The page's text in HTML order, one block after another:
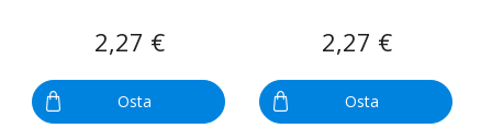
2,27 €
Osta
2,27 €
Osta